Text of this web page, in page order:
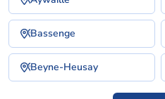
Bassenge
Beyne-Heusay